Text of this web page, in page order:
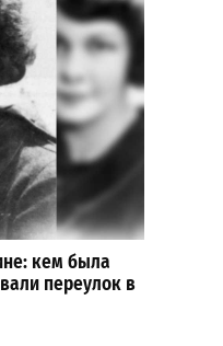
кем была
переулок в